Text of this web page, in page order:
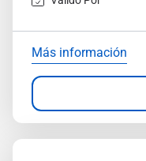
Más información